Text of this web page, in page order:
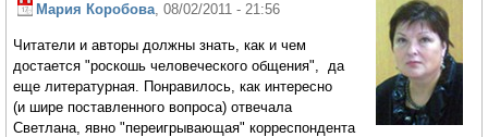
Мария Коробова, 08/02/2011 - 21:56
Читатели и авторы должны знать, как и чем
достается "роскошь человеческого общения", да
еще литературная. Понравилось, как интересно
(и шире поставленного вопроса) отвечала
Светлана, явно "переигрывающая" корреспондента